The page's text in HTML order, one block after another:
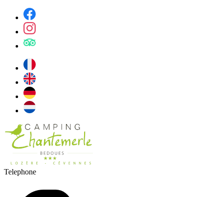
Telephone